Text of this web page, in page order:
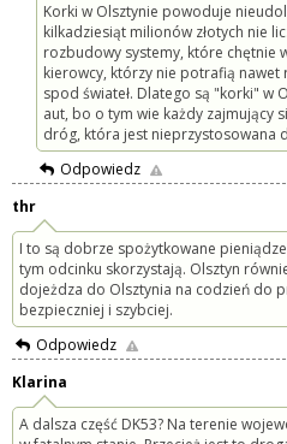
Korki w Olsztynie powoduje
kilkadziesiąt milionów złotych nie
rozbudowy systemy, które chętnie
kierowcy, którzy nie potrafią nawet
spod świateł. Dlatego są "korki" w
aut, bo o tym wie każdy zajmujący
dróg, która jest nieprzystosowana
Odpowiedz
thr
I to są dobrze spożytkowane
tym odcinku skorzystają. Olsztyn
dojeżdza do Olsztynia na codzień do
bezpieczniej i szybciej.
Odpowiedz
Klarina
A dalsza część DK53? Na terenie